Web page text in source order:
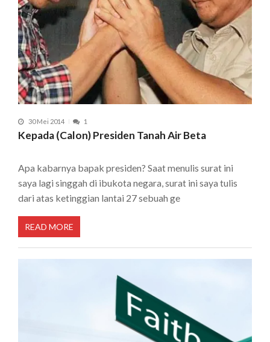
30 Mei 2014 1
Kepada (Calon) Presiden Tanah Air Beta
Apa kabarnya bapak presiden? Saat menulis surat ini
saya lagi singgah di ibukota negara, surat ini saya tulis
dari atas ketinggian lantai 27 sebuah ge
READ MORE